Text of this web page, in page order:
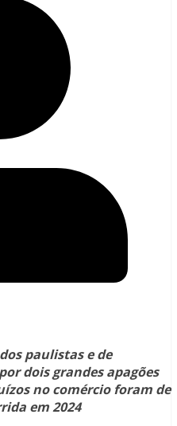
paulistas e de
dois grandes apagões
no comércio foram de
em 2024